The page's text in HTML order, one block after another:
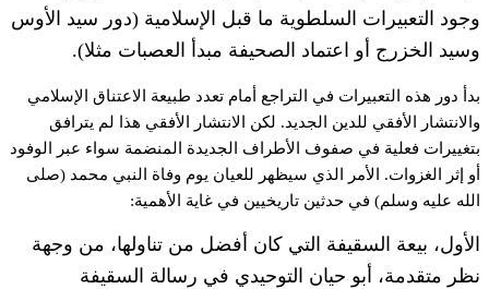
وجود التعبيرات السلطوية ما قبل الإسلامية (دور سيد الأوس
وسيد الخزرج أو اعتماد الصحيفة مبدأ العصبات مثلا).
بدأ دور هذه التعبيرات في التراجع أمام تعدد طبيعة الاعتناق الإسلامي
والانتشار الأفقي للدين الجديد. لكن الانتشار الأفقي هذا لم يترافق
بتغييرات فعلية في صفوف الأطراف الجديدة المنضمة سواء عبر الوفود
أو إثر الغزوات. الأمر الذي سيظهر للعيان يوم وفاة النبي محمد (صلى
الله عليه وسلم) في حدثين تاريخيين في غاية الأهمية:
الأول، بيعة السقيفة التي كان أفضل من تناولها، من وجهة
نظر متقدمة، أبو حيان التوحيدي في رسالة السقيفة